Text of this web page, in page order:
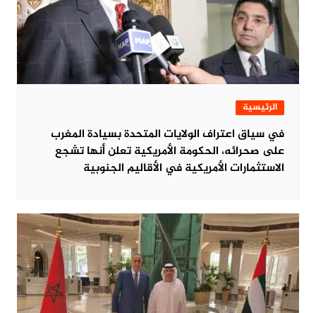
الرئيسية
في سياق اعتراف الولايات المتحدة بسيادة المغرب
على صحرائه، الحكومة الأمريكية تعلن أنها تشجع
الاستثمارات الأمريكية في الأقاليم الجنوبية